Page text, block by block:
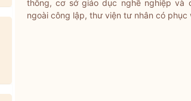
thông, cơ sở giáo dục nghề nghiệp và
ngoài công lập, thư viện tư nhân có phục